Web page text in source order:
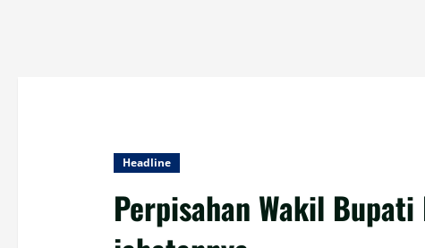
Headline
Perpisahan Wakil